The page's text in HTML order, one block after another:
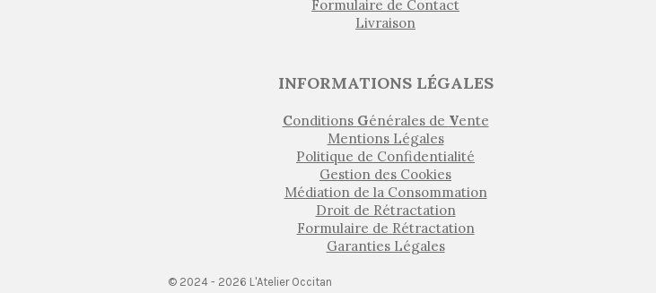
Formulaire de Contact
Livraison
INFORMATIONS LÉGALES
Conditions Générales de Vente
Mentions Légales
Politique de Confidentialité
Gestion des Cookies
Médiation de la Consommation
Droit de Rétractation
Formulaire de Rétractation
Garanties Légales
© 2024 - 2026 L'Atelier Occitan